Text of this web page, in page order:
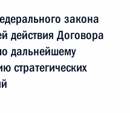
закона
действия Договора
дальнейшему
стратегических